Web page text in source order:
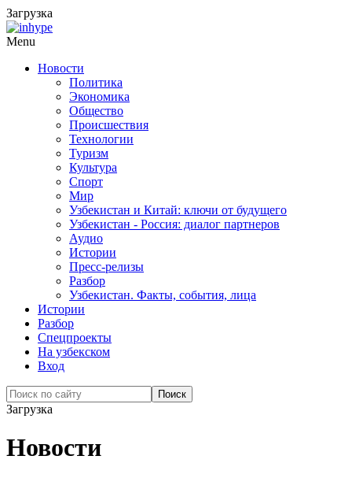
Загрузка
Menu
Новости
Политика
Экономика
Общество
Происшествия
Технологии
Туризм
Культура
Спорт
Мир
Узбекистан и Китай: ключи от будущего
Узбекистан - Россия: диалог партнеров
Аудио
Истории
Пресс-релизы
Разбор
Узбекистан. Факты, события, лица
Истории
Разбор
Спецпроекты
На узбекском
Вход
Загрузка
Новости